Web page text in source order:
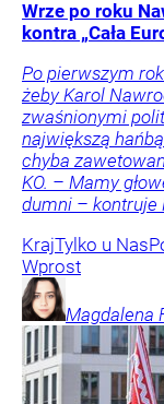
Wrze po roku
kontra „Cała
Po pierwszym
żeby Karol
zwaśnionymi
największą
chyba
KO. – Mamy
dumni – kontruje
KrajTylko u Nas
Wprost
Magdalena